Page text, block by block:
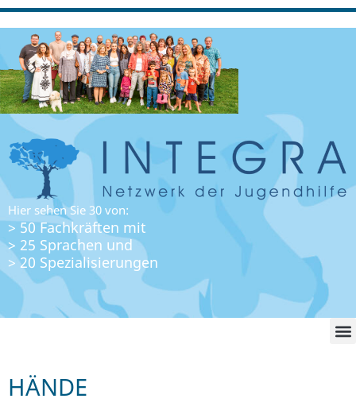
Hier sehen Sie 30 von:
> 50 Fachkräften mit
> 25 Sprachen und
> 20 Spezialisierungen
HÄNDE